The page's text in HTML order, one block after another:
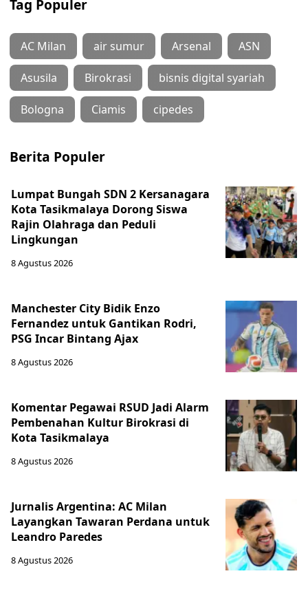
Tag Populer
AC Milan air sumur Arsenal ASN
Asusila Birokrasi bisnis digital syariah
Bologna Ciamis cipedes
Berita Populer
Lumpat Bungah SDN 2 Kersanagara
Kota Tasikmalaya Dorong Siswa
Rajin Olahraga dan Peduli
Lingkungan
8 Agustus 2026
Manchester City Bidik Enzo
Fernandez untuk Gantikan Rodri,
PSG Incar Bintang Ajax
8 Agustus 2026
Komentar Pegawai RSUD Jadi Alarm
Pembenahan Kultur Birokrasi di
Kota Tasikmalaya
8 Agustus 2026
Jurnalis Argentina: AC Milan
Layangkan Tawaran Perdana untuk
Leandro Paredes
8 Agustus 2026